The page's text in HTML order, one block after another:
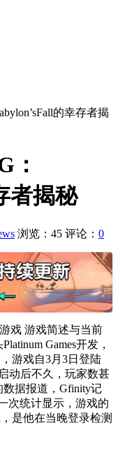
的幸存者揭
：
者揭秘
浏览：45 评论： 0
戏 游戏简述与当前
Games开发，
游戏自3月3日登陆
动后不久，玩家数甚
数据报道，Gfinity记
次统计显示，游戏的
是他在当晚登录检测